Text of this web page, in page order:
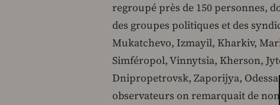
regroupé près de 150 personnes,
des groupes politiques et des
Mukatchevo, Izmayil, Kharkiv,
Simféropol, Vinnytsia, Kherson,
Dnipropetrovsk, Zaporijya,
observateurs on remarquait de